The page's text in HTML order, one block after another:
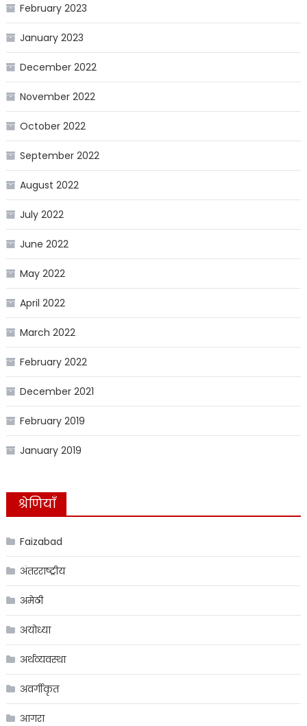
February 2023
January 2023
December 2022
November 2022
October 2022
September 2022
August 2022
July 2022
June 2022
May 2022
April 2022
March 2022
February 2022
December 2021
February 2019
January 2019
श्रेणियाँ
Faizabad
अंतरराष्ट्रीय
अमेठी
अयोध्या
अर्थव्यवस्था
अवर्गीकृत
आगरा